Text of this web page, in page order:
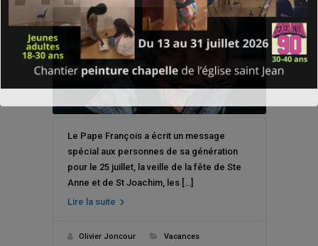
Le Pape François a écrit un message
spécial aux personnes de sa génération
pour le 25 juillet, la veille de la fête de Ste
Anne et de St Joachim, les […]
Lire la suite
Olivier Joncour
Vacances